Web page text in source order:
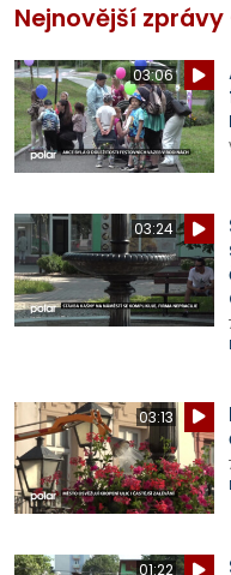
Nejnovější
03:06
03:24
03:13
01:22